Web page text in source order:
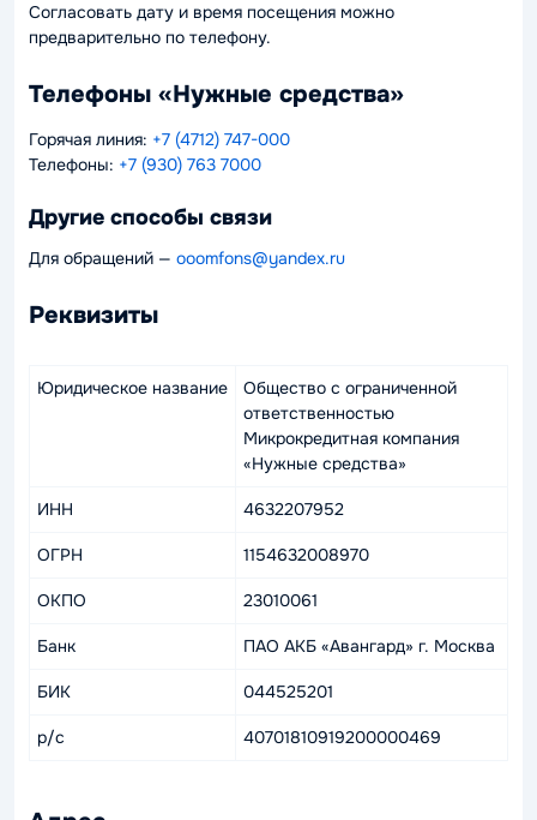
Согласовать дату и время посещения можно
предварительно по телефону.
Телефоны «Нужные средства»
Горячая линия: +7 (4712) 747-000
Телефоны: +7 (930) 763 7000
Другие способы связи
Для обращений — ooomfons@yandex.ru
Реквизиты
Юридическое название
Общество с ограниченной
ответственностью
Микрокредитная компания
«Нужные средства»
ИНН 4632207952
ОГРН 1154632008970
ОКПО 23010061
Банк ПАО АКБ «Авангард» г. Москва
БИК 044525201
р/с 40701810919200000469